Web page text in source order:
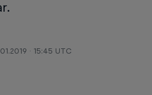
· 15:45 UTC